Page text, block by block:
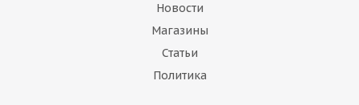
Новости
Магазины
Статьи
Политика